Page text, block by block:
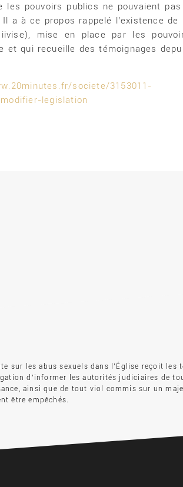
les pouvoirs publics ne pouvaient pas
a à ce propos rappelé l’existence de
mise en place par les
et qui recueille des témoignages
societe/3153011-
legislation
sur les abus sexuels dans l’Église reçoit
d’informer les autorités judiciaires de
ainsi que de tout viol commis sur un
être empêchés.